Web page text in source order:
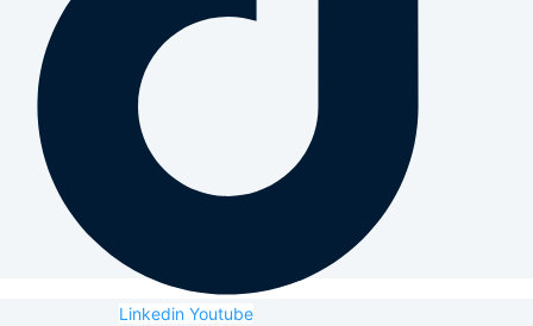
Linkedin Youtube